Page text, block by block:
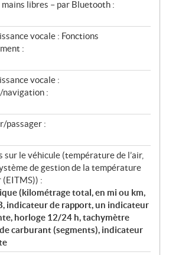
libres – par Bluetooth :
vocale : Fonctions
:
vocale :
navigation :
passager :
sur le véhicule (température de l’air,
de gestion de la température
:
(kilométrage total, en mi ou km,
indicateur de rapport, un indicateur
horloge 12/24 h, tachymètre
carburant (segments), indicateur